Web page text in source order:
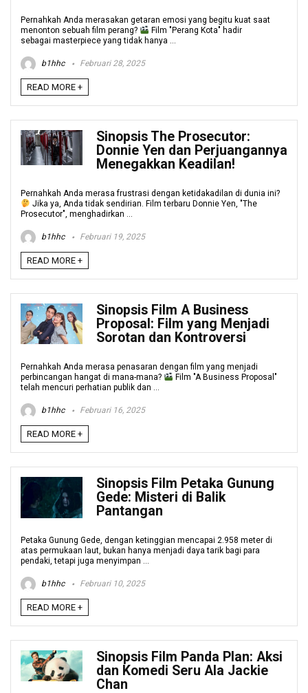
Pernahkah Anda merasakan getaran emosi yang begitu kuat saat
menonton sebuah film perang?
Film "Perang Kota" hadir
sebagai masterpiece yang tidak hanya ...
b1hhc Februari 28, 2025
READ MORE +
Sinopsis The Prosecutor:
Donnie Yen dan Perjuangannya
Menegakkan Keadilan!
Pernahkah Anda merasa frustrasi dengan ketidakadilan di dunia ini?
Jika ya, Anda tidak sendirian. Film terbaru Donnie Yen, "The
Prosecutor", menghadirkan ...
b1hhc Februari 19, 2025
READ MORE +
Sinopsis Film A Business
Proposal: Film yang Menjadi
Sorotan dan Kontroversi
Pernahkah Anda merasa penasaran dengan film yang menjadi
perbincangan hangat di mana-mana?
Film "A Business Proposal"
telah mencuri perhatian publik dan ...
b1hhc Februari 16, 2025
READ MORE +
Sinopsis Film Petaka Gunung
Gede: Misteri di Balik
Pantangan
Petaka Gunung Gede, dengan ketinggian mencapai 2.958 meter di
atas permukaan laut, bukan hanya menjadi daya tarik bagi para
pendaki, tetapi juga menyimpan ...
b1hhc Februari 10, 2025
READ MORE +
Sinopsis Film Panda Plan: Aksi
dan Komedi Seru Ala Jackie
Chan